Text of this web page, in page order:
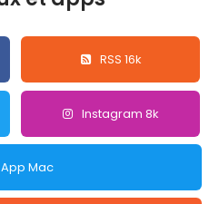
RSS 16k
Instagram 8k
App Mac